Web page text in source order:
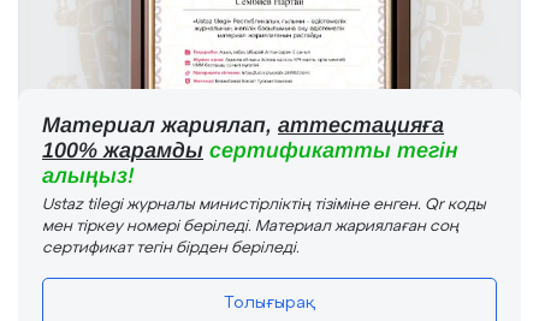
Материал жариялап, аттестацияға
100% жарамды сертификатты тегін
алыңыз!
Ustaz tilegi журналы министірліктің тізіміне енген. Qr коды
мен тіркеу номері беріледі. Материал жариялаған соң
сертификат тегін бірден беріледі.
Толығырақ